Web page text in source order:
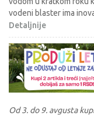
vodeni blaster ima
Detaljnije
Od 3. do 9. avgusta